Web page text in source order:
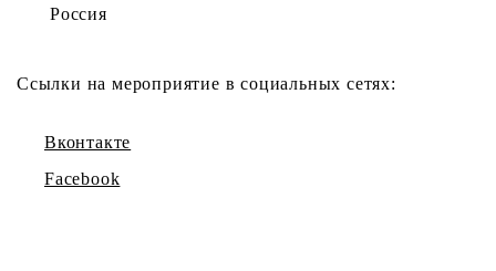
Россия
Ссылки на мероприятие в социальных сетях:
Вконтакте
Facebook